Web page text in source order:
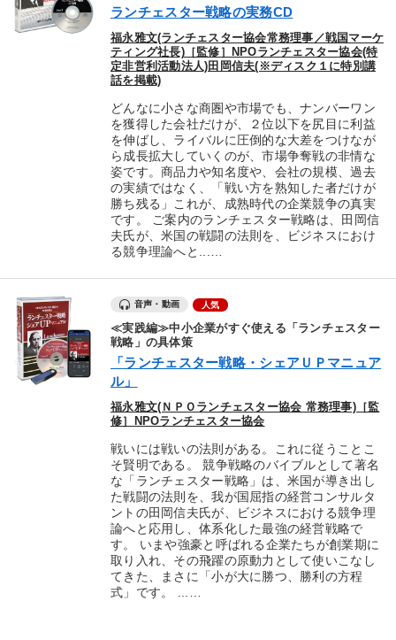
ランチェスター戦略の実務CD
福永雅文(ランチェスター協会常務理事／戦国マーケ
ティング社長)［監修］NPOランチェスター協会(特
定非営利活動法人)田岡信夫(※ディスク１に特別講
話を掲載)
どんなに小さな商圏や市場でも、ナンバーワン
を獲得した会社だけが、２位以下を尻目に利益
を伸ばし、ライバルに圧倒的な大差をつけなが
ら成長拡大していくのが、市場争奪戦の非情な
姿です。商品力や知名度や、会社の規模、過去
の実績ではなく、「戦い方を熟知した者だけが
勝ち残る」これが、成熟時代の企業競争の真実
です。 ご案内のランチェスター戦略は、田岡信
夫氏が、米国の戦闘の法則を、ビジネスにおけ
る競争理論へと...…
音声・動画 人気
≪実践編≫中小企業がすぐ使える「ランチェスター
戦略」の具体策
「ランチェスター戦略・シェアＵＰマニュア
ル」
福永雅文(ＮＰＯランチェスター協会 常務理事)［監
修］NPOランチェスター協会
戦いには戦いの法則がある。これに従うことこ
そ賢明である。 競争戦略のバイブルとして著名
な「ランチェスター戦略」は、米国が導き出し
た戦闘の法則を、我が国屈指の経営コンサルタ
ントの田岡信夫氏が、ビジネスにおける競争理
論へと応用し、体系化した最強の経営戦略で
す。 いまや強豪と呼ばれる企業たちが創業期に
取り入れ、その飛躍の原動力として使いこなし
てきた、まさに「小が大に勝つ、勝利の方程
式」です。 ...…